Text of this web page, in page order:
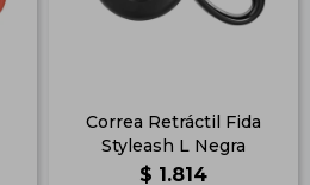
Correa Retráctil Fida
Styleash L Negra
$ 1.814